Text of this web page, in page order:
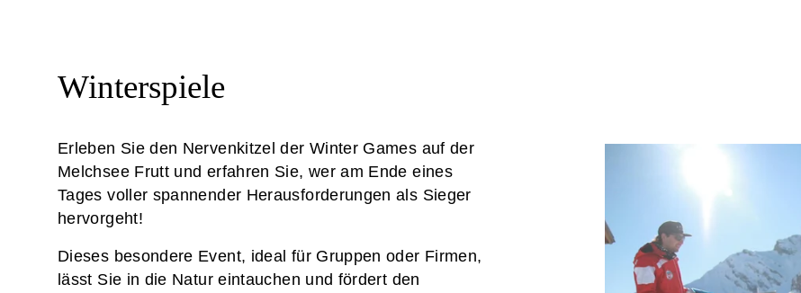
Winterspiele
Erleben Sie den Nervenkitzel der Winter Games auf der
Melchsee Frutt und erfahren Sie, wer am Ende eines
Tages voller spannender Herausforderungen als Sieger
hervorgeht!
Dieses besondere Event, ideal für Gruppen oder Firmen,
lässt Sie in die Natur eintauchen und fördert den